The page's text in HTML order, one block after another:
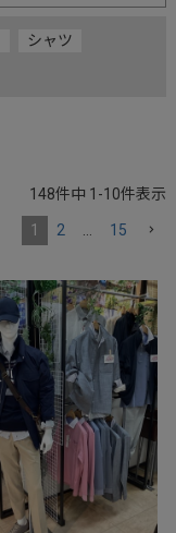
シャツ
148件中 1 -10件表示
1 2 15